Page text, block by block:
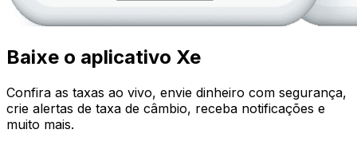
Baixe o aplicativo Xe
Confira as taxas ao vivo, envie dinheiro com segurança,
crie alertas de taxa de câmbio, receba notificações e
muito mais.